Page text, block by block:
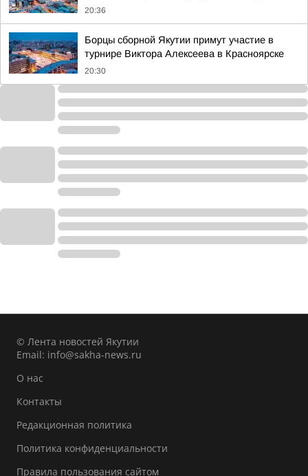
20:36
Борцы сборной Якутии примут участие в
турнире Виктора Алексеева в Красноярске
20:30
© Лента новостей Якутии
Email: info@sakha-news.ru
О нас
Контакты
Редакционная политика
Политика конфиденциальности
Правила пользования сайтом